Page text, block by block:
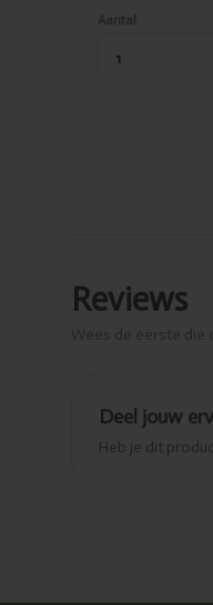
Aantal
Reviews
Deel jouw
Heb je dit